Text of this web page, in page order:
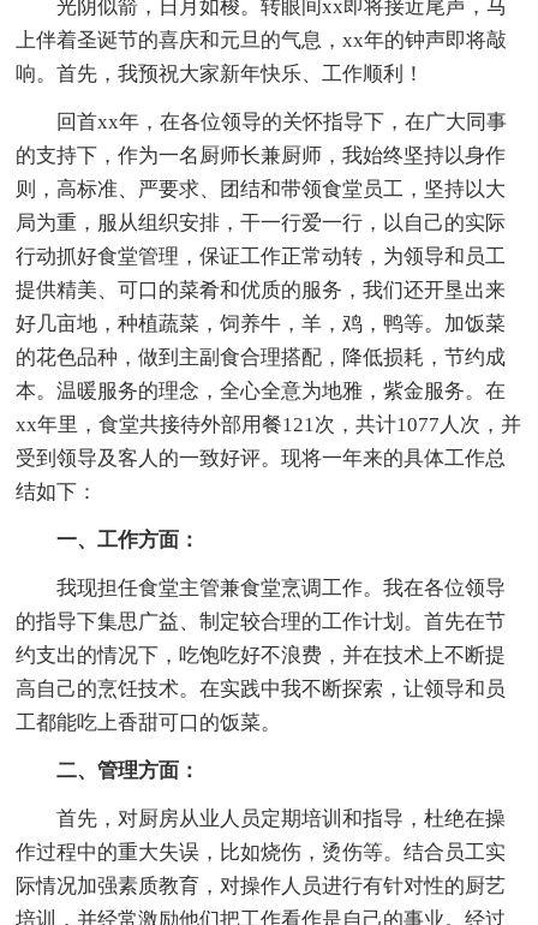
光阴似箭，日月如梭。转眼间xx即将接近尾声，马
上伴着圣诞节的喜庆和元旦的气息，xx年的钟声即将敲
响。首先，我预祝大家新年快乐、工作顺利！
回首xx年，在各位领导的关怀指导下，在广大同事
的支持下，作为一名厨师长兼厨师，我始终坚持以身作
则，高标准、严要求、团结和带领食堂员工，坚持以大
局为重，服从组织安排，干一行爱一行，以自己的实际
行动抓好食堂管理，保证工作正常动转，为领导和员工
提供精美、可口的菜肴和优质的服务，我们还开垦出来
好几亩地，种植蔬菜，饲养牛，羊，鸡，鸭等。加饭菜
的花色品种，做到主副食合理搭配，降低损耗，节约成
本。温暖服务的理念，全心全意为地雅，紫金服务。在
xx年里，食堂共接待外部用餐121次，共计1077人次，并
受到领导及客人的一致好评。现将一年来的具体工作总
结如下：
一、工作方面：
我现担任食堂主管兼食堂烹调工作。我在各位领导
的指导下集思广益、制定较合理的工作计划。首先在节
约支出的情况下，吃饱吃好不浪费，并在技术上不断提
高自己的烹饪技术。在实践中我不断探索，让领导和员
工都能吃上香甜可口的饭菜。
二、管理方面：
首先，对厨房从业人员定期培训和指导，杜绝在操
作过程中的重大失误，比如烧伤，烫伤等。结合员工实
际情况加强素质教育，对操作人员进行有针对性的厨艺
培训，并经常激励他们把工作看作是自己的事业。经过